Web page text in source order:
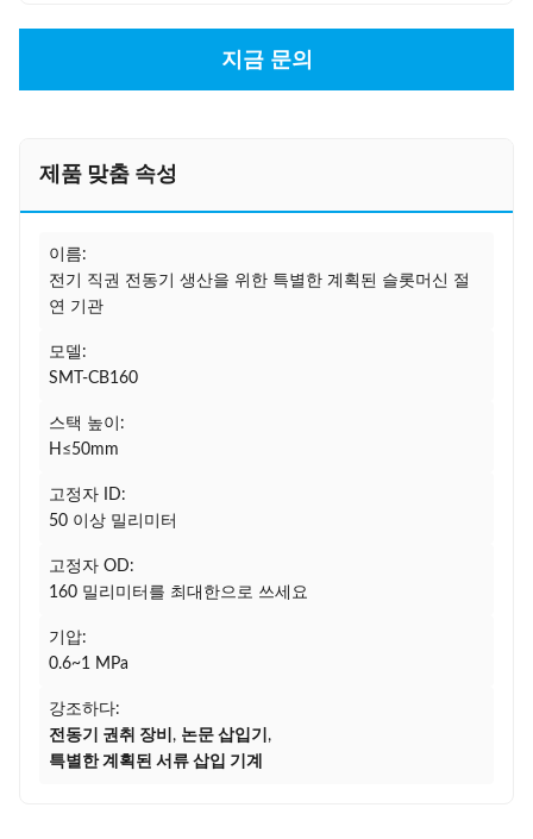
지금 문의
제품 맞춤 속성
이름:
전기 직권 전동기 생산을 위한 특별한 계획된 슬롯머신 절
연 기관
모델:
SMT-CB160
스택 높이:
H≤50mm
고정자 ID:
50 이상 밀리미터
고정자 OD:
160 밀리미터를 최대한으로 쓰세요
기압:
0.6~1 MPa
강조하다:
전동기 권취 장비 , 논문 삽입기 ,
특별한 계획된 서류 삽입 기계